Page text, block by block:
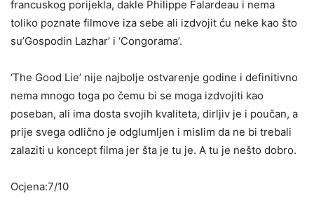
francuskog porijekla, dakle Philippe Falardeau i nema
toliko poznate filmove iza sebe ali izdvojit ću neke kao što
su’Gospodin Lazhar’ i ‘Congorama’.
‘The Good Lie’ nije najbolje ostvarenje godine i definitivno
nema mnogo toga po čemu bi se moga izdvojiti kao
poseban, ali ima dosta svojih kvaliteta, dirljiv je i poučan, a
prije svega odlično je odglumljen i mislim da ne bi trebali
zalaziti u koncept filma jer šta je tu je. A tu je nešto dobro.
Ocjena:7/10